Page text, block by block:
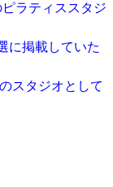
ラティススタジ
に掲載していた
スタジオとして